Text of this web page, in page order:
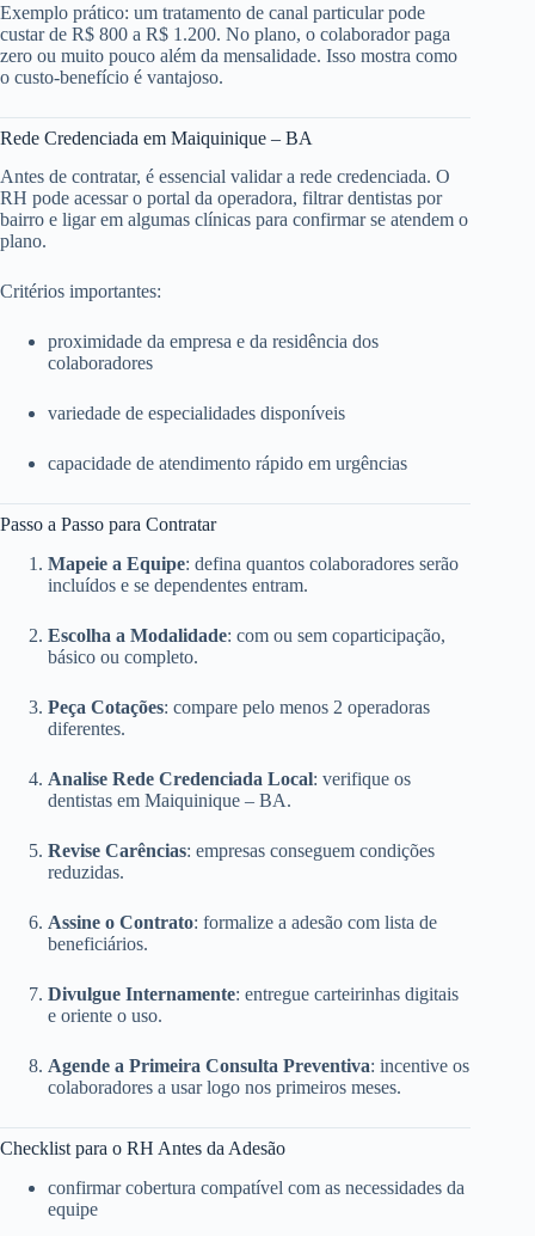
Exemplo prático: um tratamento de canal particular pode
custar de R$ 800 a R$ 1.200. No plano, o colaborador paga
zero ou muito pouco além da mensalidade. Isso mostra como
o custo-benefício é vantajoso.
Rede Credenciada em Maiquinique – BA
Antes de contratar, é essencial validar a rede credenciada. O
RH pode acessar o portal da operadora, filtrar dentistas por
bairro e ligar em algumas clínicas para confirmar se atendem o
plano.
Critérios importantes:
proximidade da empresa e da residência dos
colaboradores
variedade de especialidades disponíveis
capacidade de atendimento rápido em urgências
Passo a Passo para Contratar
Mapeie a Equipe: defina quantos colaboradores serão
incluídos e se dependentes entram.
Escolha a Modalidade: com ou sem coparticipação,
básico ou completo.
Peça Cotações: compare pelo menos 2 operadoras
diferentes.
Analise Rede Credenciada Local: verifique os
dentistas em Maiquinique – BA.
Revise Carências: empresas conseguem condições
reduzidas.
Assine o Contrato: formalize a adesão com lista de
beneficiários.
Divulgue Internamente: entregue carteirinhas digitais
e oriente o uso.
Agende a Primeira Consulta Preventiva: incentive os
colaboradores a usar logo nos primeiros meses.
Checklist para o RH Antes da Adesão
confirmar cobertura compatível com as necessidades da
equipe